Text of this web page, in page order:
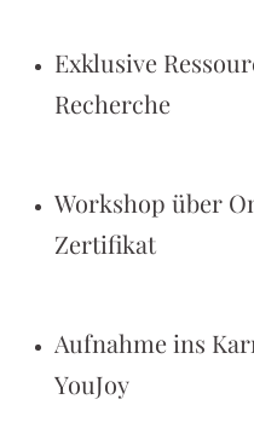
Exklusive
Recherche
Workshop über
Zertifikat
Aufnahme ins
YouJoy